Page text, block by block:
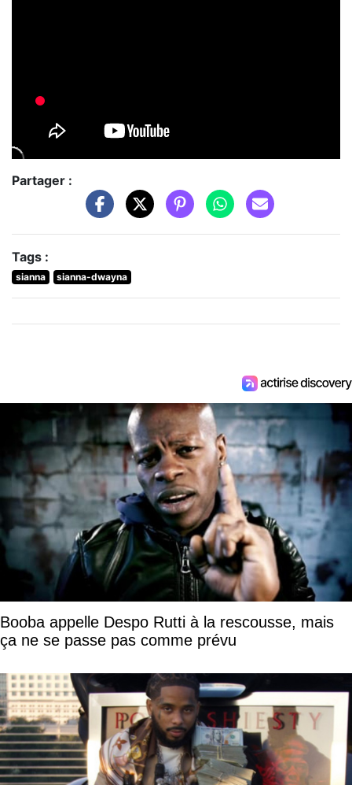
Partager :
Tags :
sianna sianna-dwayna
Booba appelle Despo Rutti à la rescousse, mais
ça ne se passe pas comme prévu